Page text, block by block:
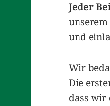
Jeder
und
Wir
Die
dass wir